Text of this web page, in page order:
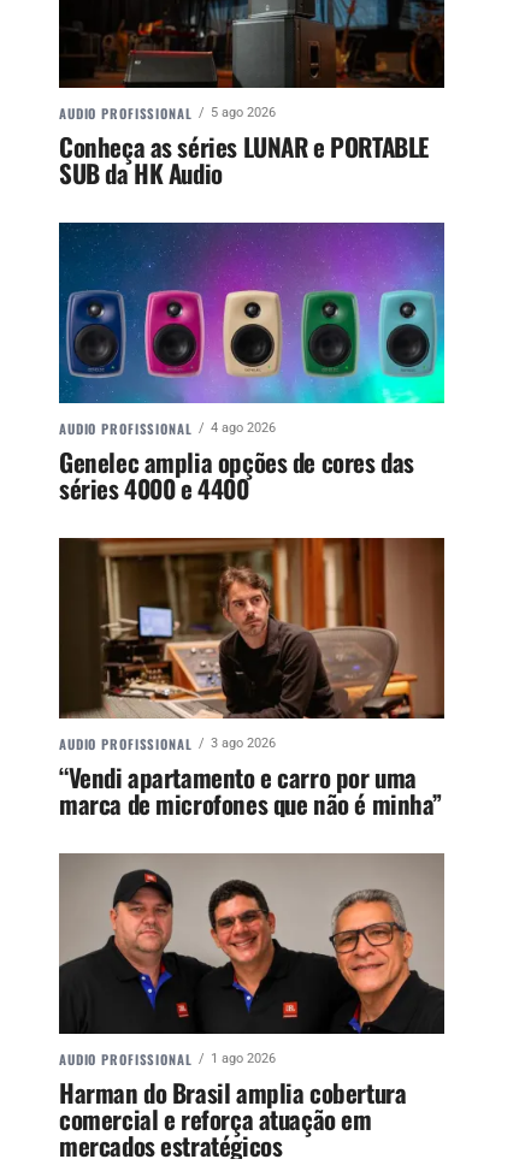
AUDIO PROFISSIONAL 5 ago 2026
Conheça as séries LUNAR e PORTABLE
SUB da HK Audio
AUDIO PROFISSIONAL 4 ago 2026
Genelec amplia opções de cores das
séries 4000 e 4400
AUDIO PROFISSIONAL 3 ago 2026
“Vendi apartamento e carro por uma
marca de microfones que não é minha”
AUDIO PROFISSIONAL 1 ago 2026
Harman do Brasil amplia cobertura
comercial e reforça atuação em
mercados estratégicos